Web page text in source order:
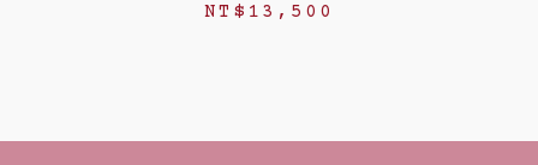
NT$ 13,500